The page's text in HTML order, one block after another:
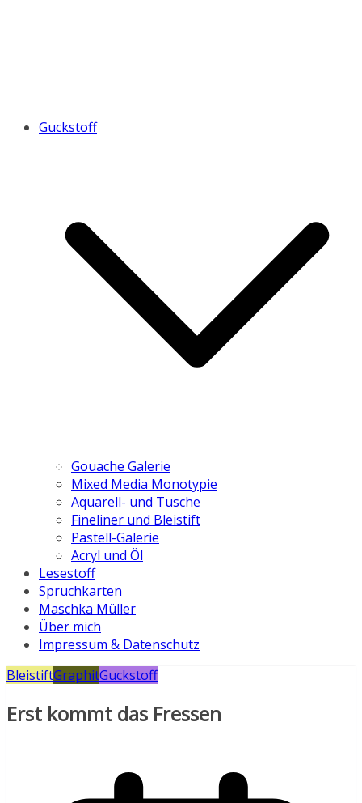
Guckstoff
Gouache Galerie
Mixed Media Monotypie
Aquarell- und Tusche
Fineliner und Bleistift
Pastell-Galerie
Acryl und Öl
Lesestoff
Spruchkarten
Maschka Müller
Über mich
Impressum & Datenschutz
BleistiftGraphitGuckstoff
Erst kommt das Fressen